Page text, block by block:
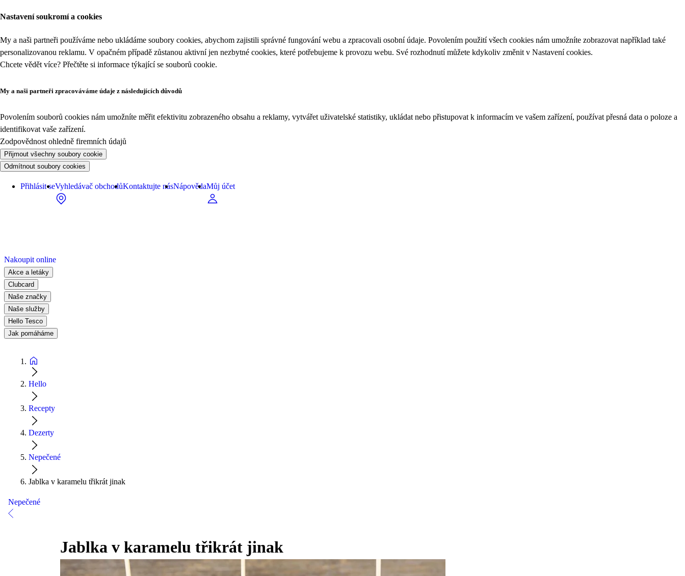
Nastavení soukromí a cookies
My a naši partneři používáme nebo ukládáme soubory cookies, abychom zajistili správné fungování webu a zpracovali osobní údaje. Povolením použití všech cookies nám umožníte zobrazovat například také
personalizovanou reklamu. V opačném případě zůstanou aktivní jen nezbytné cookies, které potřebujeme k provozu webu. Své rozhodnutí můžete kdykoliv změnit v Nastavení cookies.
Chcete vědět více? Přečtěte si informace týkající se souborů cookie.
My a naši partneři zpracováváme údaje z následujících důvodů
Povolením souborů cookies nám umožníte měřit efektivitu zobrazeného obsahu a reklamy, vytvářet uživatelské statistiky, ukládat nebo přistupovat k informacím ve vašem zařízení, používat přesná data o poloze a
identifikovat vaše zařízení.
Zodpovědnost ohledně firemních údajů
Přijmout všechny soubory cookie
Odmítnout soubory cookies
Přihlásit seVyhledávač obchodůKontaktujte násNápovědaMůj účet
Nakoupit online
Akce a letáky
Clubcard
Naše značky
Naše služby
Hello Tesco
Jak pomáháme
Hello
Recepty
Dezerty
Nepečené
Jablka v karamelu třikrát jinak
Nepečené
Jablka v karamelu třikrát jinak